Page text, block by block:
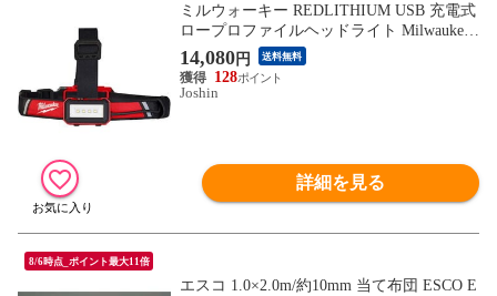
ミルウォーキー REDLITHIUM USB 充電式
ロープロファイルヘッドライト Milwaukee
L4 HLRP-301 JP 【返品種別B】
14,080円 送料無料
128
Joshin
詳細を見る
8/6時点_ポイント最大11倍
エスコ 1.0×2.0m/約10mm 当て布団 ESCO E